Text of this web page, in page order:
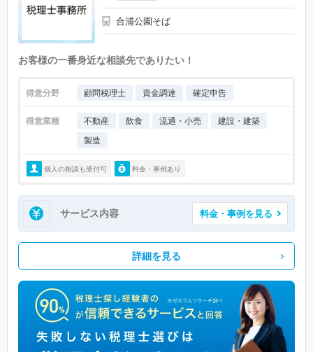
合浦公園そば
お客様の一番身近な相談先でありたい！
得意分野 顧問税理士 資金調達 確定申告
得意業種 不動産 飲食 流通・小売
建設・建築
製造
個人の相談も受付可 料金・事例あり
サービス内容 料金・事例を見る
詳細を見る